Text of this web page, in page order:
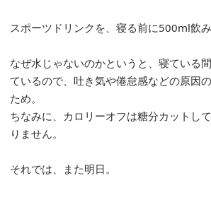
スポーツドリンクを、寝る前に500ml飲み
なぜ水じゃないのかというと、寝ている
ているので、吐き気や倦怠感などの原因
ため。
ちなみに、カロリーオフは糖分カットし
りません。
それでは、また明日。